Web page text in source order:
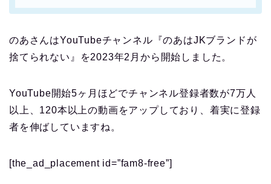
のあさんはYouTubeチャンネル『のあはJKブランドが
捨てられない』を2023年2月から開始しました。
YouTube開始5ヶ月ほどでチャンネル登録者数が7万人
以上、120本以上の動画をアップしており、着実に登録
者を伸ばしていますね。
[the_ad_placement id=”fam8-free”]